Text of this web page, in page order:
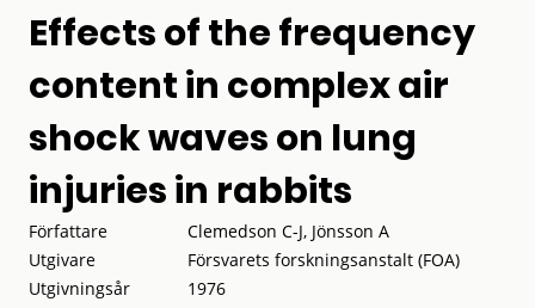
Effects of the frequency
content in complex air
shock waves on lung
injuries in rabbits
Författare
Clemedson C-J, Jönsson A
Utgivare
Försvarets forskningsanstalt (FOA)
Utgivningsår
1976